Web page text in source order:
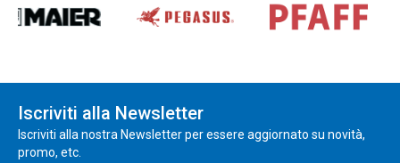
Iscriviti alla Newsletter
Iscriviti alla nostra Newsletter per essere aggiornato su novità,
promo, etc.